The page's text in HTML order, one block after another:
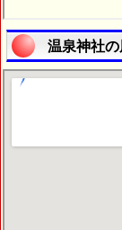
温泉神社の